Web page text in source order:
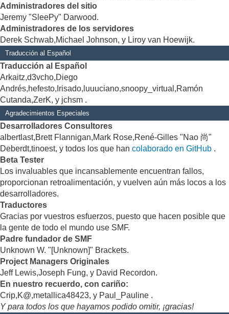
Administradores del sitio
Jeremy "SleePy" Darwood.
Administradores de los servidores
Derek Schwab,Michael Johnson, y Liroy van Hoewijk.
Traducción al Español
Traducción al Español
Arkaitz,d3vcho,Diego
Andrés,hefesto,Irisado,luuuciano,snoopy_virtual,Ramón
Cutanda,ZerK, y jchsm .
Agradecimientos Especiales
Desarrolladores Consultores
albertlast,Brett Flannigan,Mark Rose,René-Gilles "Nao 尚"
Deberdt,tinoest, y todos los que han colaborado en GitHub .
Beta Tester
Los invaluables que incansablemente encuentran fallos,
proporcionan retroalimentación, y vuelven aún más locos a los
desarrolladores.
Traductores
Gracias por vuestros esfuerzos, puesto que hacen posible que
la gente de todo el mundo use SMF.
Padre fundador de SMF
Unknown W. "[Unknown]" Brackets.
Project Managers Originales
Jeff Lewis,Joseph Fung, y David Recordon.
En nuestro recuerdo, con cariño:
Crip,K@,metallica48423, y Paul_Pauline .
Y para todos los que hayamos podido omitir, ¡gracias!